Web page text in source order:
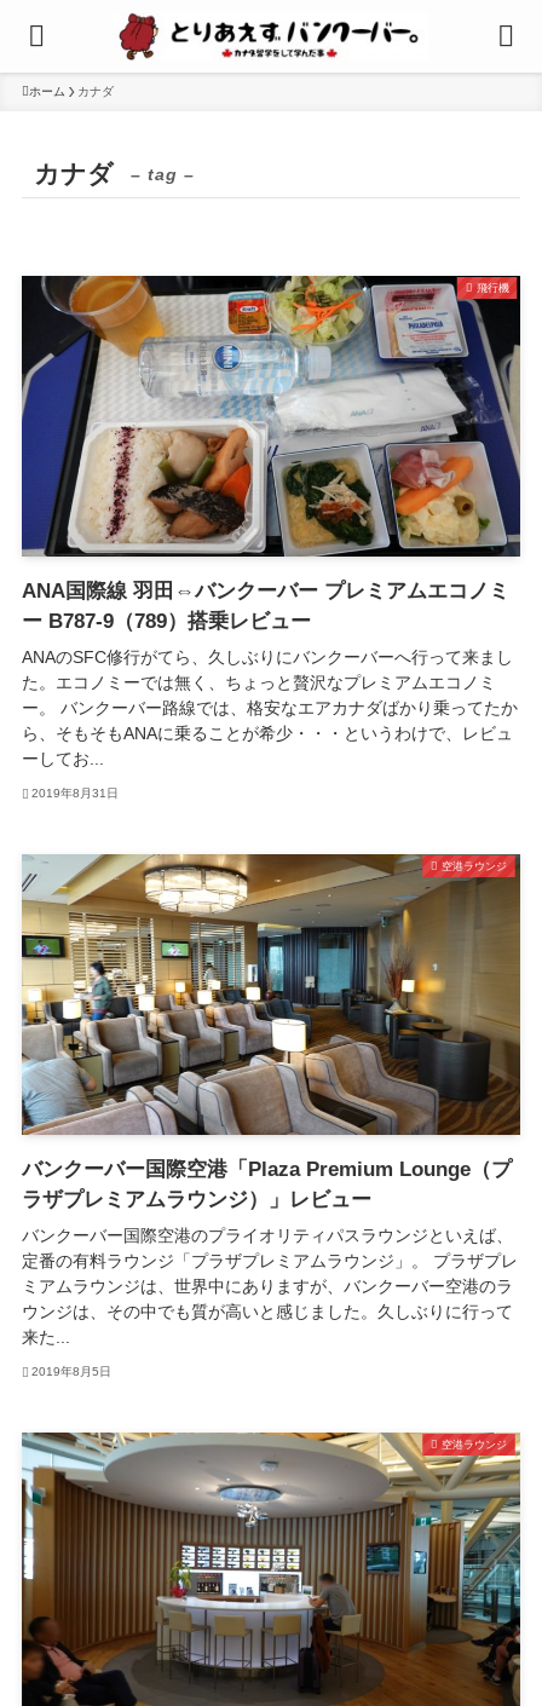
ホーム カナダ
カナダ – tag –
飛行機
ANA国際線 羽田⇔バンクーバー プレミアムエコノミ
ー B787-9（789）搭乗レビュー
ANAのSFC修行がてら、久しぶりにバンクーバーへ行って来まし
た。エコノミーでは無く、ちょっと贅沢なプレミアムエコノミ
ー。 バンクーバー路線では、格安なエアカナダばかり乗ってたか
ら、そもそもANAに乗ることが希少・・・というわけで、レビュ
ーしてお...
2019年8月31日
空港ラウンジ
バンクーバー国際空港「Plaza Premium Lounge（プ
ラザプレミアムラウンジ）」レビュー
バンクーバー国際空港のプライオリティパスラウンジといえば、
定番の有料ラウンジ「プラザプレミアムラウンジ」。 プラザプレ
ミアムラウンジは、世界中にありますが、バンクーバー空港のラ
ウンジは、その中でも質が高いと感じました。久しぶりに行って
来た...
2019年8月5日
空港ラウンジ